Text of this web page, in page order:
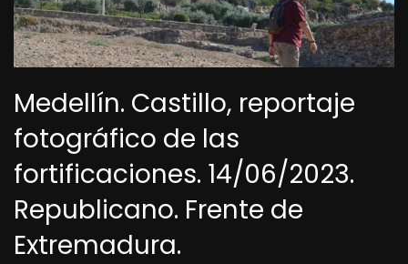
Medellín. Castillo, reportaje
fotográfico de las
fortificaciones. 14/06/2023.
Republicano. Frente de
Extremadura.